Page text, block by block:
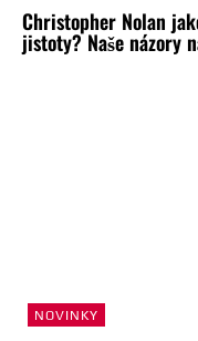
Christopher Nolan
jistoty? Naše názory
NOVINKY